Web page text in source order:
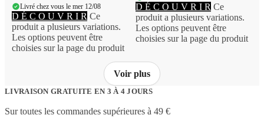
Livré chez vous le mer 12/08
D É C O U V R I R Ce
produit a plusieurs variations.
Les options peuvent être
choisies sur la page du produit
D É C O U V R I R Ce
produit a plusieurs variations.
Les options peuvent être
choisies sur la page du produit
Voir plus
LIVRAISON GRATUITE EN 3 À 4 JOURS
Sur toutes les commandes supérieures à 49 €